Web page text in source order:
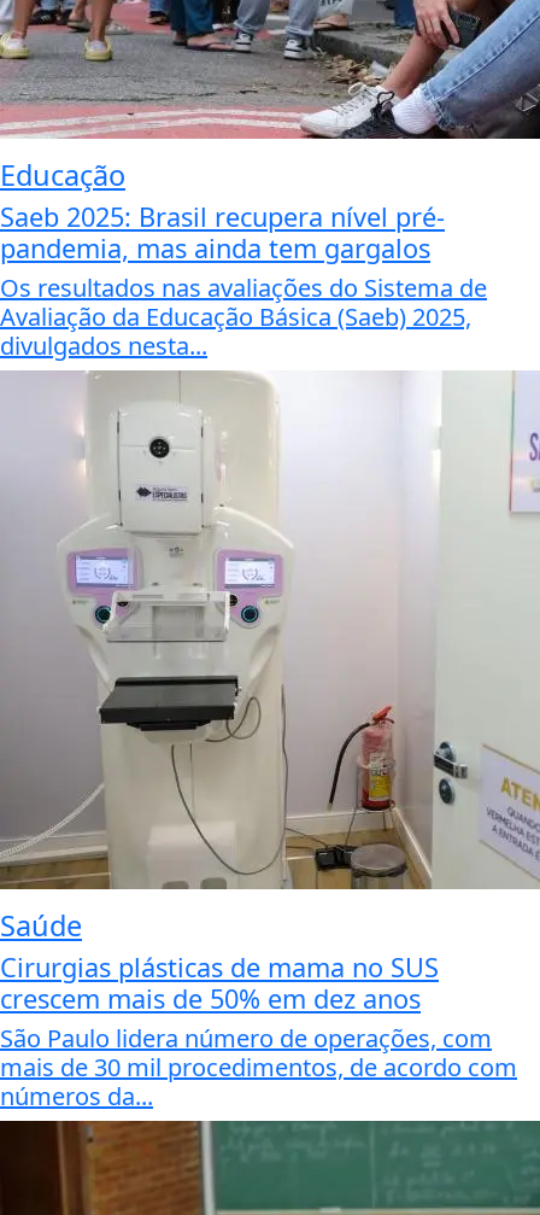
Educação
Saeb 2025: Brasil recupera nível pré-
pandemia, mas ainda tem gargalos
Os resultados nas avaliações do Sistema de
Avaliação da Educação Básica (Saeb) 2025,
divulgados nesta...
Saúde
Cirurgias plásticas de mama no SUS
crescem mais de 50% em dez anos
São Paulo lidera número de operações, com
mais de 30 mil procedimentos, de acordo com
números da...